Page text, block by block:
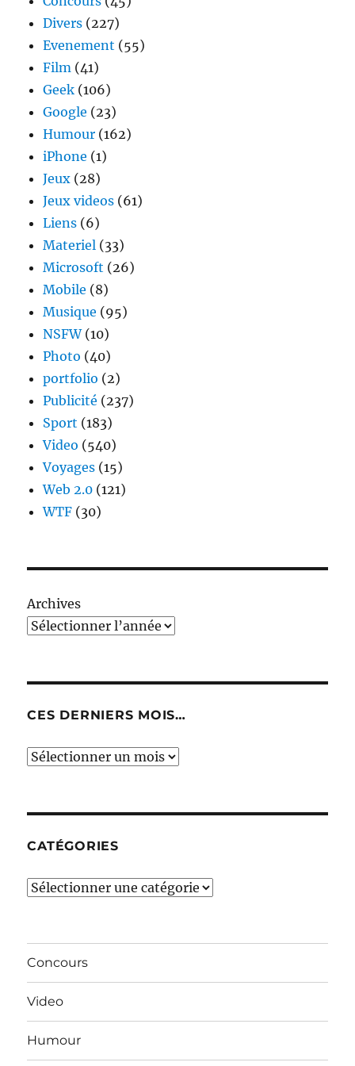
Divers (227)
Evenement (55)
Film (41)
Geek (106)
Google (23)
Humour (162)
iPhone (1)
Jeux (28)
Jeux videos (61)
Liens (6)
Materiel (33)
Microsoft (26)
Mobile (8)
Musique (95)
NSFW(10)
Photo (40)
portfolio (2)
Publicité (237)
Sport (183)
Video (540)
Voyages (15)
Web 2.0 (121)
WTF (30)
Archives
CES DERNIERS MOIS…
Ces
CATÉGORIES
Catégories
Concours
Video
Humour